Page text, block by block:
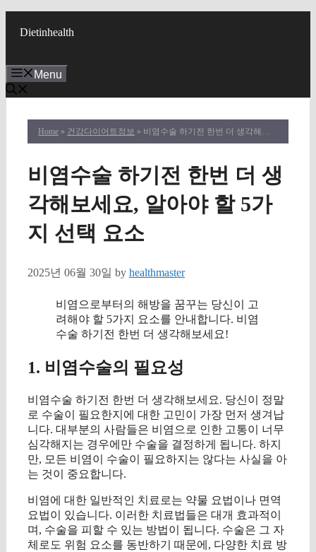
Dietinhealth
Menu
Home » 건강다이어트정보 » 비염수술 하기전 한번 더 생각해보세요, 알아야 할 5가지 선택 요소
비염수술 하기전 한번 더 생
각해보세요, 알아야 할 5가
지 선택 요소
2025년 06월 30일 by healthmaster
비염으로부터의 해방을 꿈꾸는 당신이 고
려해야 할 5가지 요소를 안내합니다. 비염
수술 하기전 한번 더 생각해보세요!
1. 비염수술의 필요성
비염수술 하기전 한번 더 생각해보세요. 당신이 정말
로 수술이 필요한지에 대한 고민이 가장 먼저 생겨납
니다. 대부분의 사람들은 비염으로 인한 고통이 너무
심각해지는 경우에만 수술을 결정하게 됩니다. 하지
만, 모든 비염이 수술이 필요하지는 않다는 사실을 아
는 것이 중요합니다.
비염에 대한 일반적인 치료로는 약물 요법이나 면역
요법이 있습니다. 이러한 치료법들은 대개 효과적이
며, 수술을 피할 수 있는 방법이 됩니다. 수술은 그 자
체로도 위험 요소를 동반하기 때문에, 다양한 치료 방